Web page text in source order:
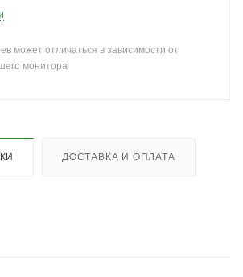
может отличаться в зависимости от
монитора
ДОСТАВКА И ОПЛАТА